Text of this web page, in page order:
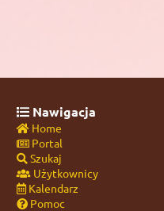
Nawigacja
Home
Portal
Szukaj
Użytkownicy
Kalendarz
Pomoc